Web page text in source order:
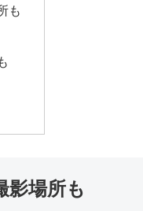
も
影場所も